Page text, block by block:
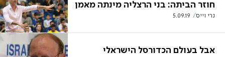
חוזר הביתה: בני הרצליה מינתה מאמן
נרי וייס 5.09.19
אבל בעולם הכדורסל הישראלי